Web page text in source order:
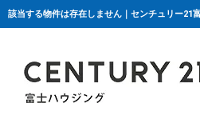
該当する物件は存在しません｜センチュリー21